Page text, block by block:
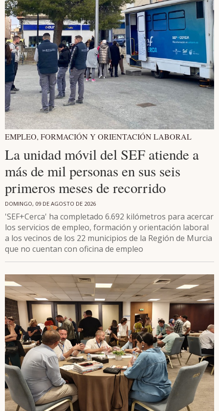
EMPLEO, FORMACIÓN Y ORIENTACIÓN LABORAL
La unidad móvil del SEF atiende a
más de mil personas en sus seis
primeros meses de recorrido
DOMINGO, 09 DE AGOSTO DE 2026
'SEF+Cerca' ha completado 6.692 kilómetros para acercar
los servicios de empleo, formación y orientación laboral
a los vecinos de los 22 municipios de la Región de Murcia
que no cuentan con oficina de empleo